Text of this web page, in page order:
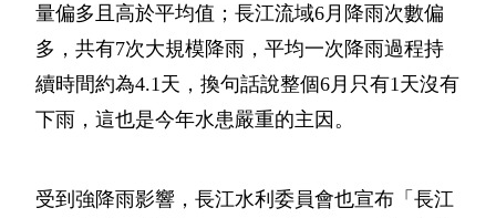
量偏多且高於平均值；長江流域6月降雨次數偏
多，共有7次大規模降雨，平均一次降雨過程持
續時間約為4.1天，換句話說整個6月只有1天沒有
下雨，這也是今年水患嚴重的主因。
受到強降雨影響，長江水利委員會也宣布「長江